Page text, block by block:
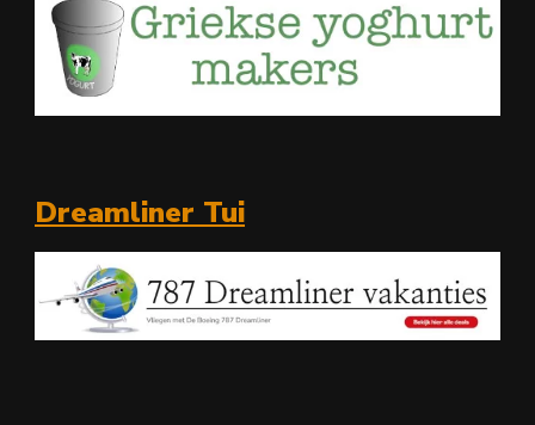
Dreamliner Tui